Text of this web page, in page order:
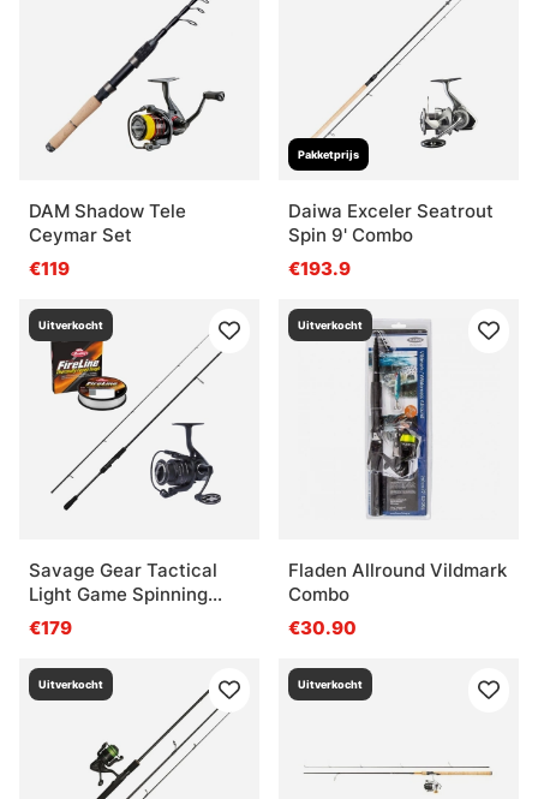
DAM Shadow Tele
Ceymar Set
€119
Pakketprijs
Daiwa Exceler Seatrout
Spin 9' Combo
€193.9
Uitverkocht
Savage Gear Tactical
Light Game Spinning
Combo - 221cm, 7'3'' 5-
18g
€179
Uitverkocht
Fladen Allround Vildmark
Combo
€30.90
Uitverkocht Uitverkocht